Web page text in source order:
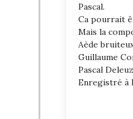
Pascal.
Ca pourrait
Mais la
Aède
Guillaume
Pascal
Enregistré à